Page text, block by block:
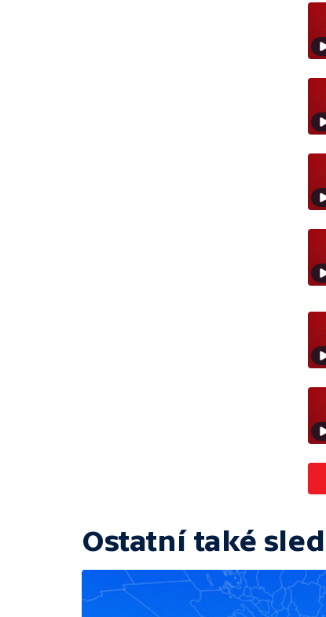
Ostatní také